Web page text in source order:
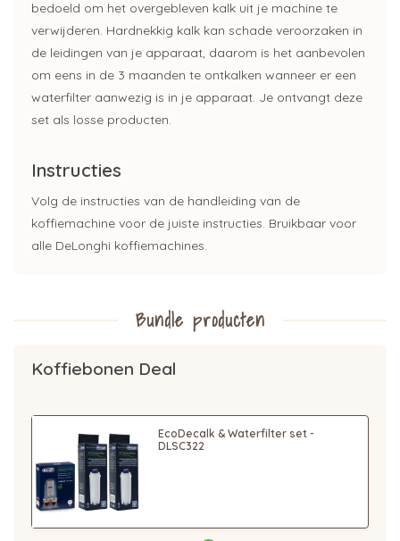
bedoeld om het overgebleven kalk uit je machine te
verwijderen. Hardnekkig kalk kan schade veroorzaken in
de leidingen van je apparaat, daarom is het aanbevolen
om eens in de 3 maanden te ontkalken wanneer er een
waterfilter aanwezig is in je apparaat. Je ontvangt deze
set als losse producten.
Instructies
Volg de instructies van de handleiding van de
koffiemachine voor de juiste instructies. Bruikbaar voor
alle DeLonghi koffiemachines.
Bundle producten
Koffiebonen Deal
EcoDecalk & Waterfilter set -
DLSC322